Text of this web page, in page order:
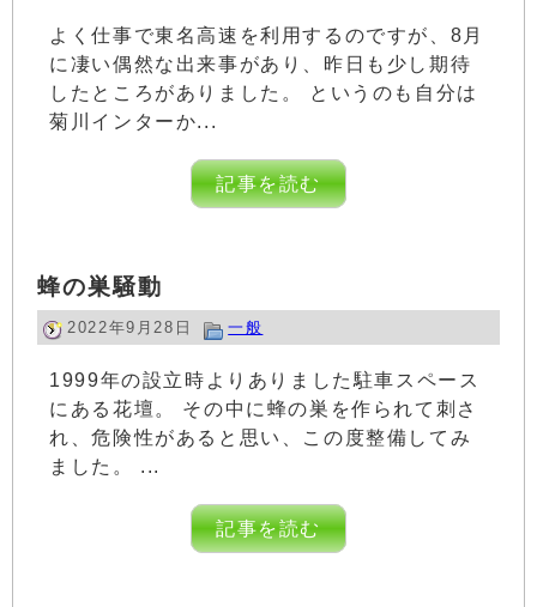
よく仕事で東名高速を利用するのですが、8月
に凄い偶然な出来事があり、昨日も少し期待
したところがありました。 というのも自分は
菊川インターか...
記事を読む
蜂の巣騒動
2022年9月28日 一般
1999年の設立時よりありました駐車スペース
にある花壇。 その中に蜂の巣を作られて刺さ
れ、危険性があると思い、この度整備してみ
ました。 ...
記事を読む